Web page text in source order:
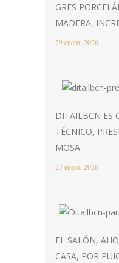
GRES
MADERA,
29 enero, 2026
DITAILBCN ES
TÉCNICO,
MOSA.
27 enero, 2026
EL SALÓN,
CASA, POR